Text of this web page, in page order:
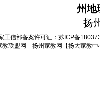
州地
扬
工信部备案许可证： 苏ICP备
教联盟网—扬州家教网【扬大家教